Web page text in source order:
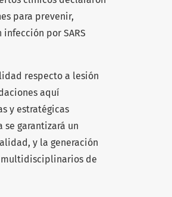
para prevenir,
por SARS
respecto a lesión
aquí
y estratégicas
garantizará un
y la generación
multidisciplinarios de